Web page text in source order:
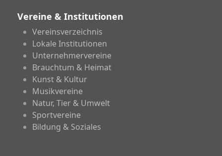
Vereine & Institutionen
Vereinsverzeichnis
Lokale Institutionen
Unternehmervereine
Brauchtum & Heimat
Kunst & Kultur
Musikvereine
Natur, Tier & Umwelt
Sportvereine
Bildung & Soziales